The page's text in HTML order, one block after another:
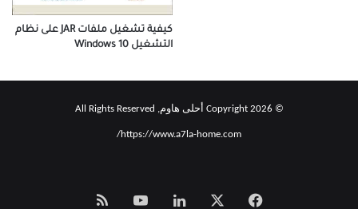
كيفية تشغيل ملفات JAR على نظام
التشغيل Windows 10
© Copyright 2026 أحلى هاوم, All Rights Reserved
https://www.a7la-home.com/
فيسبوك لينكدإن‫YouTube
Smart